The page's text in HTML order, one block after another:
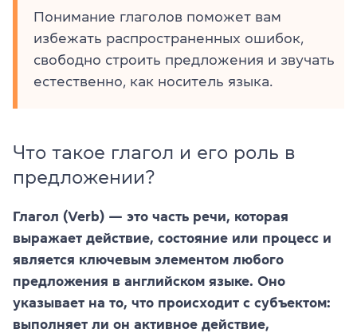
Понимание глаголов поможет вам
избежать распространенных ошибок,
свободно строить предложения и звучать
естественно, как носитель языка.
Что такое глагол и его роль в
предложении?
Глагол (Verb) — это часть речи, которая
выражает действие, состояние или процесс и
является ключевым элементом любого
предложения в английском языке. Оно
указывает на то, что происходит с субъектом:
выполняет ли он активное действие,